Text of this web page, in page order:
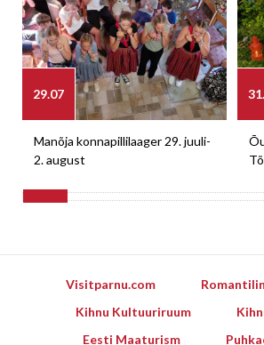
29.07
Manõja konnapillilaager 29. juuli-
2. august
Visitparnu.com
Kihnu Kultuuriruum
Eesti Maaturism